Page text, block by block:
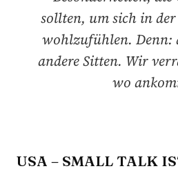
sollten, um sich in
wohlzufühlen. Denn:
andere Sitten. Wir
wo
USA – SMALL TALK